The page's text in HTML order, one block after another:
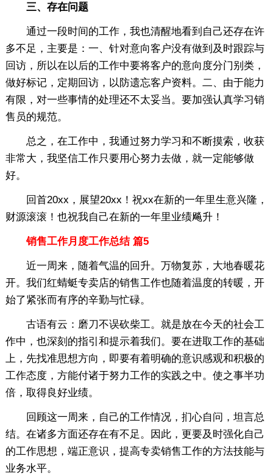
三、存在问题
通过一段时间的工作，我也清醒地看到自己还存在许
多不足，主要是：一、针对意向客户没有做到及时跟踪与
回访，所以在以后的工作中要将客户的意向度分门别类，
做好标记，定期回访，以防遗忘客户资料。二、由于能力
有限，对一些事情的处理还不太妥当。要加强认真学习销
售员的规范。
总之，在工作中，我通过努力学习和不断摸索，收获
非常大，我坚信工作只要用心努力去做，就一定能够做
好。
回首20xx，展望20xx！祝xx在新的一年里生意兴隆，
财源滚滚！也祝我自己在新的一年里业绩飚升！
销售工作月度工作总结 篇5
近一周来，随着气温的回升。万物复苏，大地春暖花
开。我们红蜻蜓专卖店的销售工作也随着温度的转暖，开
始了紧张而有序的辛勤与忙碌。
古语有云：磨刀不误砍柴工。就是放在今天的社会工
作中，也深刻的指引和提示着我们。要在进取工作的基础
上，先找准思想方向，即要有着明确的意识感观和积极的
工作态度，方能付诸于努力工作的实践之中。使之事半功
倍，取得良好业绩。
回顾这一周来，自己的工作情况，扪心自问，坦言总
结。在诸多方面还存在有不足。因此，更要及时强化自己
的工作思想，端正意识，提高专卖销售工作的方法技能与
业务水平。